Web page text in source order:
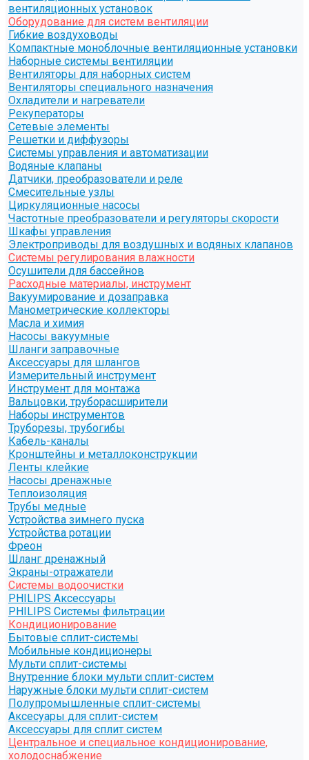
вентиляционных установок
Оборудование для систем вентиляции
Гибкие воздуховоды
Компактные моноблочные вентиляционные установки
Наборные системы вентиляции
Вентиляторы для наборных систем
Вентиляторы специального назначения
Охладители и нагреватели
Рекуператоры
Сетевые элементы
Решетки и диффузоры
Системы управления и автоматизации
Водяные клапаны
Датчики, преобразователи и реле
Смесительные узлы
Циркуляционные насосы
Частотные преобразователи и регуляторы скорости
Шкафы управления
Электроприводы для воздушных и водяных клапанов
Системы регулирования влажности
Осушители для бассейнов
Расходные материалы, инструмент
Вакуумирование и дозаправка
Манометрические коллекторы
Масла и химия
Насосы вакуумные
Шланги заправочные
Аксессуары для шлангов
Измерительный инструмент
Инструмент для монтажа
Вальцовки, труборасширители
Наборы инструментов
Труборезы, трубогибы
Кабель-каналы
Кронштейны и металлоконструкции
Ленты клейкие
Насосы дренажные
Теплоизоляция
Трубы медные
Устройства зимнего пуска
Устройства ротации
Фреон
Шланг дренажный
Экраны-отражатели
Системы водоочистки
PHILIPS Аксессуары
PHILIPS Системы фильтрации
Кондиционирование
Бытовые сплит-системы
Мобильные кондиционеры
Мульти сплит-системы
Внутренние блоки мульти сплит-систем
Наружные блоки мульти сплит-систем
Полупромышленные сплит-системы
Аксесуары для сплит-систем
Аксессуары для сплит систем
Центральное и специальное кондиционирование,
холодоснабжение